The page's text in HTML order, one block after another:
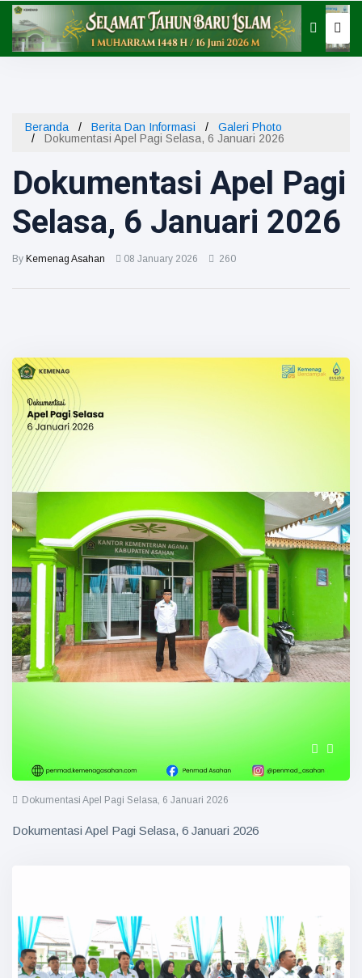
Kategori
Seksi
Kemenag
Beranda Berita Dan Informasi
Galeri Photo
Dokumentasi Apel Pagi Selasa, 6 Januari 2026
Dokumentasi Apel Pagi
Selasa, 6 Januari 2026
By Kemenag Asahan 08 January 2026 260
Dokumentasi Apel Pagi Selasa, 6 Januari 2026
Dokumentasi Apel Pagi Selasa, 6 Januari 2026